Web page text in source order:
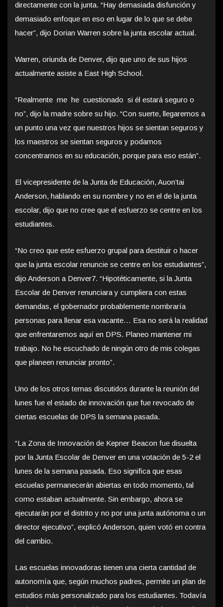
directamente con la junta. “Hay demasiada disfunción y
demasiado enfoque en eso en lugar de lo que se debe
hacer”, dijo Dorian Warren sobre la junta escolar actual.
Warren, oriunda de Denver, dijo que uno de sus hijos
actualmente asiste a East High School.
“Realmente me he cuestionado si él estará seguro o
no”, dijo la madre sobre su hijo. “Con suerte, llegaremos a
un punto una vez que nuestros hijos se sientan seguros y
los maestros se sientan seguros y podamos
concentrarnos en su educación, porque para eso están”.
El vicepresidente de la Junta de Educación, Auon’tai
Anderson, hablando en su nombre y no en el de la junta
escolar, dijo que no cree que el esfuerzo se centre en los
estudiantes.
“No creo que este esfuerzo grupal para destituir o hacer
que la junta escolar renuncie se centre en los estudiantes”,
dijo Anderson a Denver7. “Hipotéticamente, si la Junta
Escolar de Denver renunciara y cumpliera con estas
demandas, el gobernador probablemente nombraría
personas para llenar esa vacante… Esa no será la realidad
que enfrentaremos aquí en DPS. Planeo mantener mi
trabajo. No he escuchado de ningún otro de mis colegas
que planeen renunciar pronto”.
Uno de los otros temas discutidos durante la reunión del
lunes fue el estado de innovación que fue revocado de
ciertas escuelas de DPS la semana pasada.
“La Zona de Innovación de Kepner Beacon fue disuelta
por la Junta Escolar de Denver en una votación de 5-2 el
lunes de la semana pasada. Eso significa que esas
escuelas permanecerán abiertas en todo momento, tal
como estaban actualmente. Sin embargo, ahora se
ejecutarán por el distrito y no por una junta autónoma o un
director ejecutivo”, explicó Anderson, quien votó en contra
del cambio.
Las escuelas innovadoras tienen una cierta cantidad de
autonomía que, según muchos padres, permite un plan de
estudios más personalizado para los estudiantes. Todavía